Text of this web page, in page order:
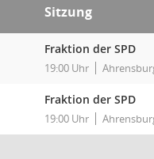
Sitzung
Fraktion der SPD
19:00 Uhr
Fraktion der SPD
19:00 Uhr